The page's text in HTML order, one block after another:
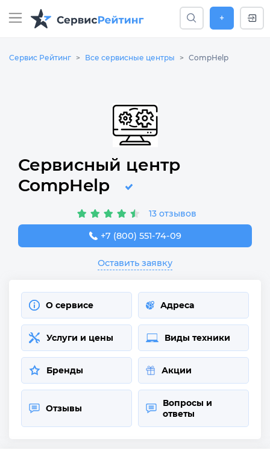
+
Сервис Рейтинг Все сервисные центры CompHelp
Сервисный центр
CompHelp
13 отзывов
+7 (800) 551-74-09
Оставить заявку
О сервисе Адреса
Услуги и цены Виды техники
Бренды Акции
Отзывы
Вопросы и
ответы